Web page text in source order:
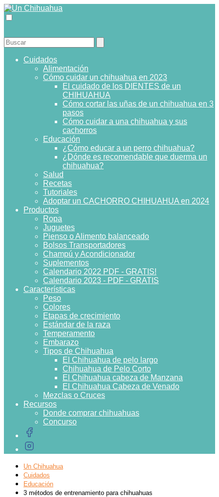
Cuidados
Alimentación
Cómo cuidar un chihuahua en 2023
El cuidado de los DIENTES de un
CHIHUAHUA
Cómo cortar las uñas de un chihuahua en 3
pasos
Cómo cuidar a una chihuahua y sus
cachorros
Educación
¿Cómo educar a un perro chihuahua?
¿Dónde es recomendable que duerma un
chihuahua?
Salud
Recetas
Tutoriales
Adoptar un CACHORRO CHIHUAHUA en 2024
Productos
Ropa
Juguetes
Pienso o Alimento balanceado
Bolsos Transportadores
Champú y Acondicionador
Suplementos
Calendario 2022 PDF - GRATIS!
Calendario 2023 - PDF - GRATIS
Características
Peso
Colores
Etapas de crecimiento
Estándar de la raza
Temperamento
Embarazo
Tipos de Chihuahua
El Chihuahua de pelo largo
Chihuahua de Pelo Corto
El Chihuahua cabeza de Manzana
El Chihuahua Cabeza de Venado
Mezclas o Cruces
Recursos
Donde comprar chihuahuas
Concurso
Un Chihuahua
Cuidados
Educación
3 métodos de entrenamiento para chihuahuas